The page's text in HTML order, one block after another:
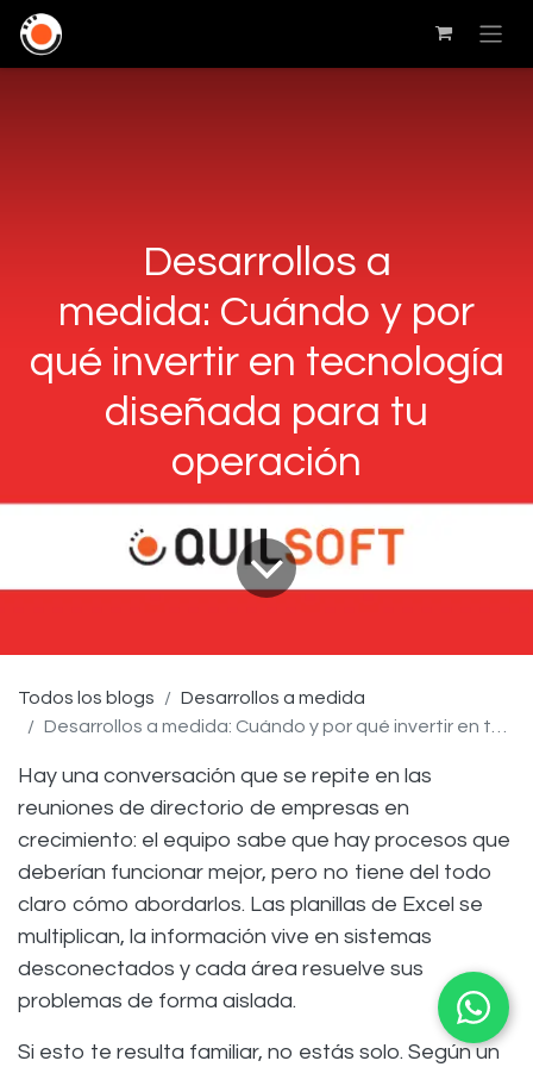
Desarrollos a
medida: Cuándo y por
qué invertir en tecnología
diseñada para tu
operación
Todos los blogs
Desarrollos a medida
Desarrollos a medida: Cuándo y por qué invertir en tecnología diseñada para tu operación
Hay una conversación que se repite en las
reuniones de directorio de empresas en
crecimiento: el equipo sabe que hay procesos que
deberían funcionar mejor, pero no tiene del todo
claro cómo abordarlos. Las planillas de Excel se
multiplican, la información vive en sistemas
desconectados y cada área resuelve sus
problemas de forma aislada.
Si esto te resulta familiar, no estás solo. Según un